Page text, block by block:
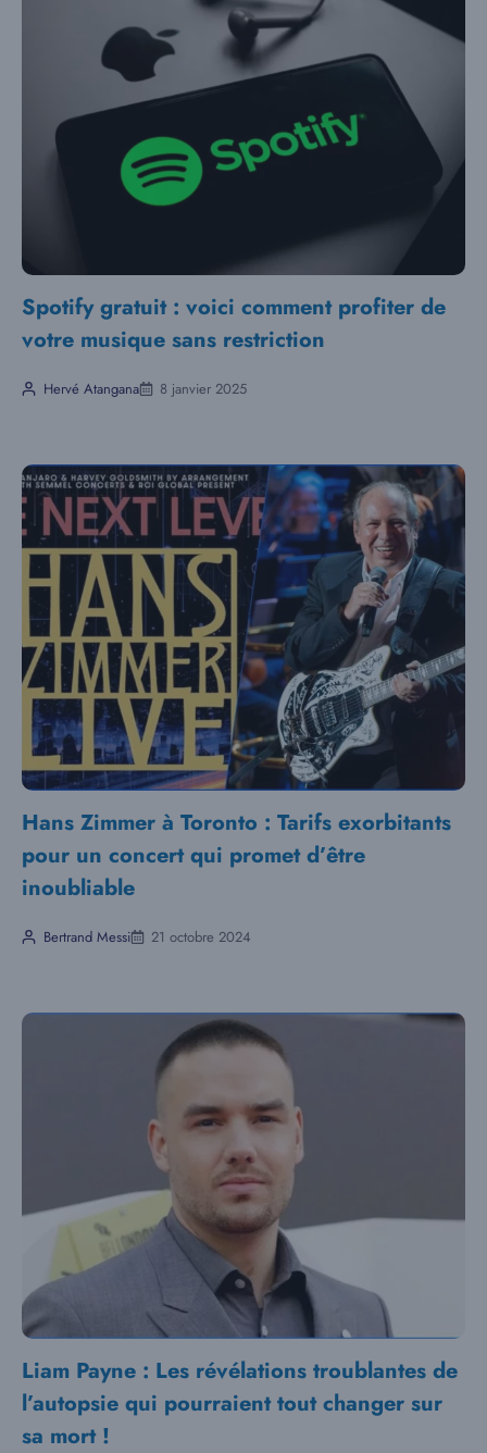
Spotify gratuit : voici comment profiter de
votre musique sans restriction
Hervé Atangana 8 janvier 2025
Hans Zimmer à Toronto : Tarifs exorbitants
pour un concert qui promet d’être
inoubliable
Bertrand Messi 21 octobre 2024
Liam Payne : Les révélations troublantes de
l’autopsie qui pourraient tout changer sur
sa mort !